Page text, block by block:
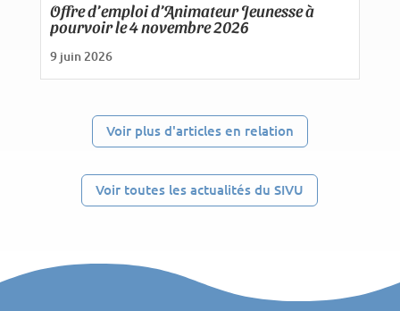
Offre d’emploi d’Animateur Jeunesse à
pourvoir le 4 novembre 2026
9 juin 2026
Voir plus d'articles en relation
Voir toutes les actualités du SIVU